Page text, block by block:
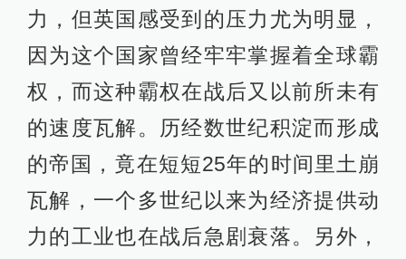
力，但英国感受到的压力尤为明显，
因为这个国家曾经牢牢掌握着全球霸
权，而这种霸权在战后又以前所未有
的速度瓦解。历经数世纪积淀而形成
的帝国，竟在短短25年的时间里土崩
瓦解，一个多世纪以来为经济提供动
力的工业也在战后急剧衰落。另外，